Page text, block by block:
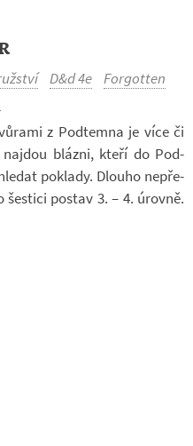
D&d 4e Forgotten
z Pod­temna je více či
na­jdou blázni, kteří do Pod­
po­klady. Dlouho ne­pře­
po­stav 3. – 4. úrovně.